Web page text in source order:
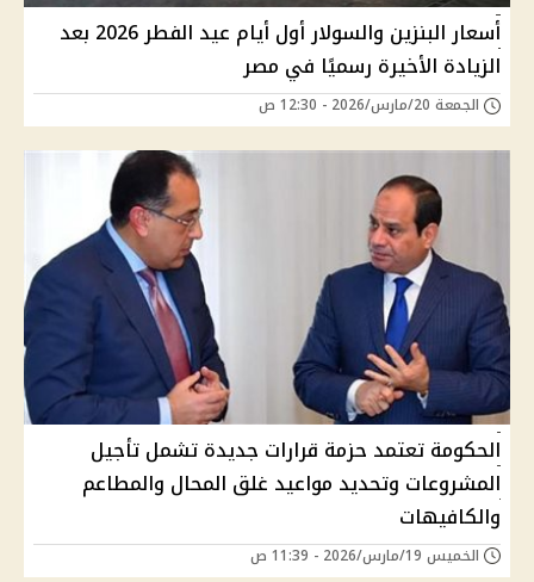
أسعار البنزين والسولار أول أيام عيد الفطر 2026 بعد
الزيادة الأخيرة رسميًا في مصر
الجمعة 20/مارس/2026 - 12:30 ص
الحكومة تعتمد حزمة قرارات جديدة تشمل تأجيل
المشروعات وتحديد مواعيد غلق المحال والمطاعم
والكافيهات
الخميس 19/مارس/2026 - 11:39 ص